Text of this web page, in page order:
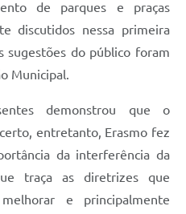
de parques e praças
discutidos nessa primeira
sugestões do público foram
Municipal.
demonstrou que o
entretanto, Erasmo fez
da interferência da
traça as diretrizes que
e principalmente